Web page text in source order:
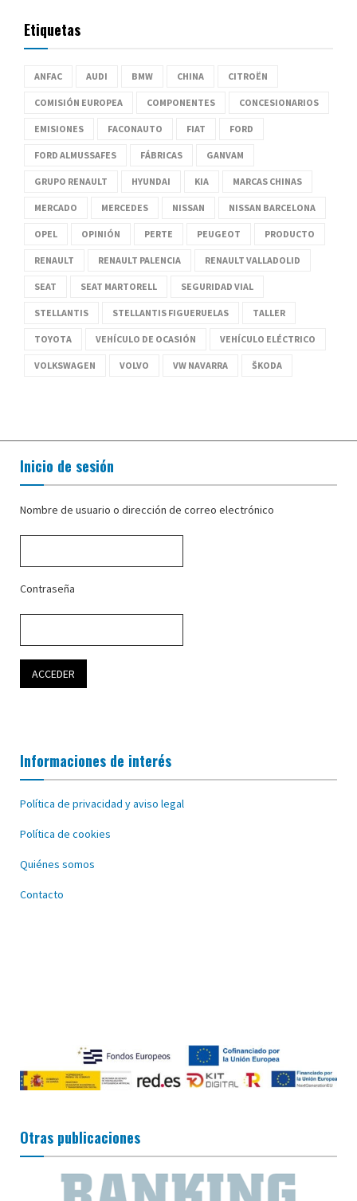
Etiquetas
ANFAC AUDI BMW CHINA CITROËN
COMISIÓN EUROPEA COMPONENTES CONCESIONARIOS
EMISIONES FACONAUTO FIAT FORD
FORD ALMUSSAFES FÁBRICAS GANVAM
GRUPO RENAULT HYUNDAI KIA MARCAS CHINAS
MERCADO MERCEDES NISSAN NISSAN BARCELONA
OPEL OPINIÓN PERTE PEUGEOT PRODUCTO
RENAULT RENAULT PALENCIA RENAULT VALLADOLID
SEAT SEAT MARTORELL SEGURIDAD VIAL
STELLANTIS STELLANTIS FIGUERUELAS TALLER
TOYOTA VEHÍCULO DE OCASIÓN VEHÍCULO ELÉCTRICO
VOLKSWAGEN VOLVO VW NAVARRA ŠKODA
Inicio de sesión
Nombre de usuario o dirección de correo electrónico
Contraseña
Informaciones de interés
Política de privacidad y aviso legal
Política de cookies
Quiénes somos
Contacto
Otras publicaciones